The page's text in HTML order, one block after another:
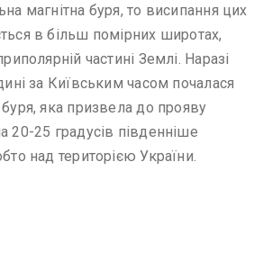
магнітна буря, то висипання цих
в більш помірних широтах,
частині Землі. Наразі
за Київським часом почалася
яка призвела до прояву
20-25 градусів південніше
над територією України.